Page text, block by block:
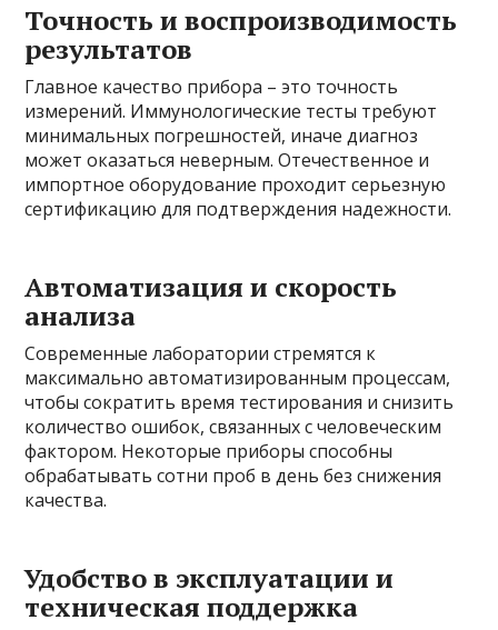
Точность и воспроизводимость
результатов
Главное качество прибора – это точность
измерений. Иммунологические тесты требуют
минимальных погрешностей, иначе диагноз
может оказаться неверным. Отечественное и
импортное оборудование проходит серьезную
сертификацию для подтверждения надежности.
Автоматизация и скорость
анализа
Современные лаборатории стремятся к
максимально автоматизированным процессам,
чтобы сократить время тестирования и снизить
количество ошибок, связанных с человеческим
фактором. Некоторые приборы способны
обрабатывать сотни проб в день без снижения
качества.
Удобство в эксплуатации и
техническая поддержка